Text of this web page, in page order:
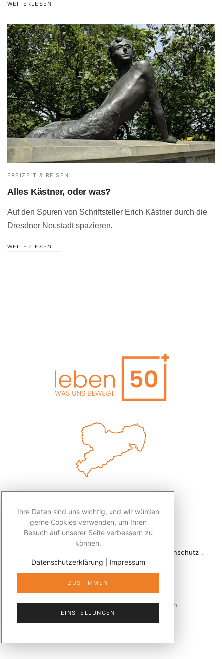
WEITERLESEN
FREIZEIT & REISEN
Alles Kästner, oder was?
Auf den Spuren von Schriftsteller Erich Kästner durch die
Dresdner Neustadt spazieren.
WEITERLESEN
Datenschutz .
Kontakt
Veröffentlicht mit publizer®in Sachsen.
Ihre Daten sind uns wichtig, und wir würden
gerne Cookies verwenden, um Ihren
Besuch auf unserer Seite verbessern zu
können.
Datenschutzerklärung Impressum
ZUSTIMMEN
EINSTELLUNGEN